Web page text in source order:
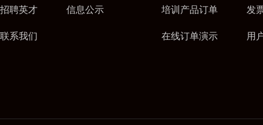
招聘英才 信息公示
联系我们
培训产品订单 发
在线订单演示 用